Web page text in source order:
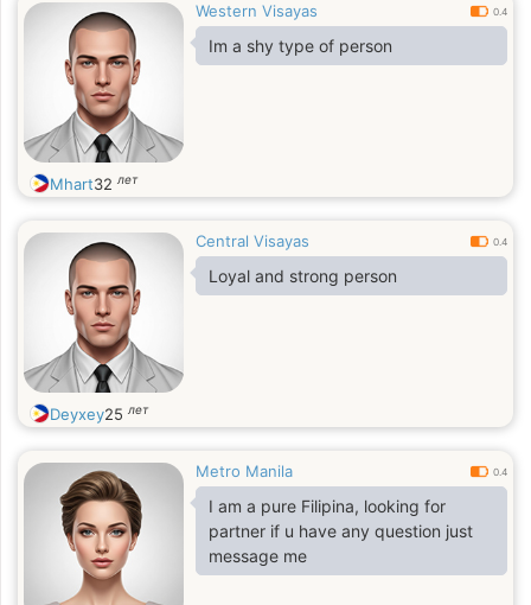
Western Visayas 0.4
Im a shy type of person
Mhart32 лет
Central Visayas 0.4
Loyal and strong person
Deyxey25 лет
Metro Manila 0.4
I am a pure Filipina, looking for
partner if u have any question just
message me